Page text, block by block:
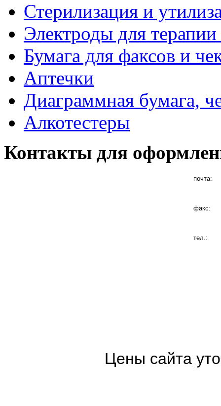
Стерилизация и
Электроды для
Бумага для факсов и
Аптечки
Диаграммная бумага,
Алкотестеры
Контакты для
почта:
факс:
тел.:
Цены сайта